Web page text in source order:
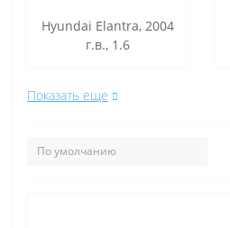
Hyundai Elantra, 2004
г.в., 1.6
Показать еще